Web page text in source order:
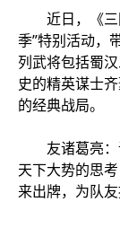
近日，《三
季”特别活动，
列武将包括蜀
史的精英谋士
的经典战局。
友诸葛亮：
天下大势的思
来出牌，为队